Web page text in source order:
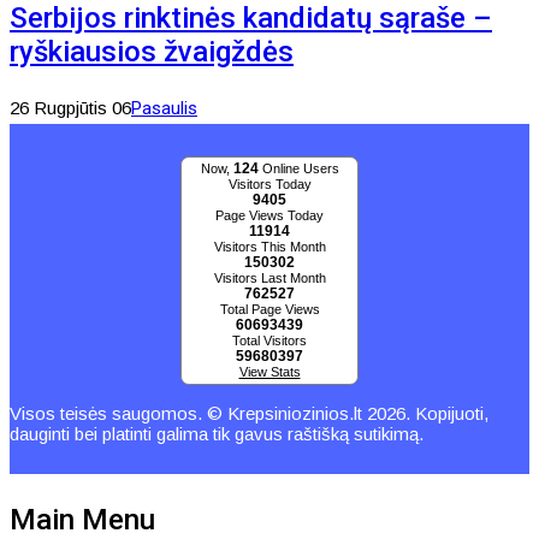
Serbijos rinktinės kandidatų sąraše –
ryškiausios žvaigždės
26 Rugpjūtis 06Pasaulis
Now, 124Online Users
Visitors Today
9405
Page Views Today
11914
Visitors This Month
150302
Visitors Last Month
762527
Total Page Views
60693439
Total Visitors
59680397
View Stats
Visos teisės saugomos. © Krepsiniozinios.lt 2026. Kopijuoti,
dauginti bei platinti galima tik gavus raštišką sutikimą.
Main Menu